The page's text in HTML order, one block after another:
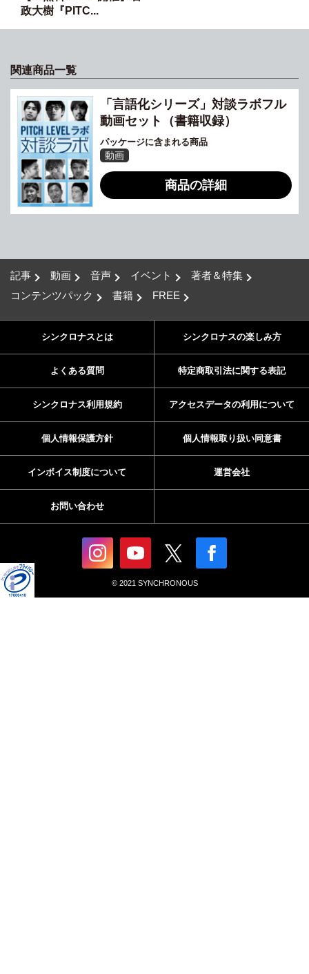
政大樹『PITC...
関連商品一覧
「言語化シリーズ」対談ラボフル
動画セット（書籍収録）
パッケージに含まれる商品
動画
商品の詳細
記事 動画 音声 イベント
著者＆特集
コンテンツパック
書籍 FREE
シンクロナスとは シンクロナスの楽しみ方
よくある質問 特定商取引法に関する表記
シンクロナス利用規約 アクセスデータの利用について
個人情報保護方針 個人情報取り扱い同意書
インボイス制度について 運営会社
お問い合わせ
© 2021 SYNCHRONOUS